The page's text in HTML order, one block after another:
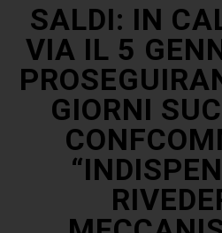
SALDI: IN
VIA IL 5
GIORNI